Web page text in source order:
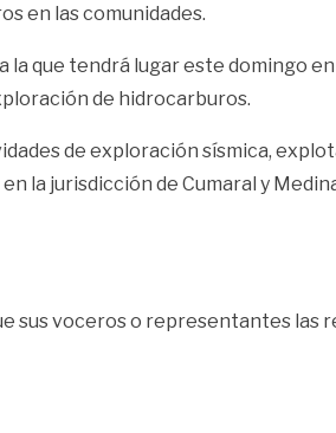
en las comunidades.
que tendrá lugar este domingo
de hidrocarburos.
de exploración sísmica,
la jurisdicción de Cumaral y
sus voceros o representantes las